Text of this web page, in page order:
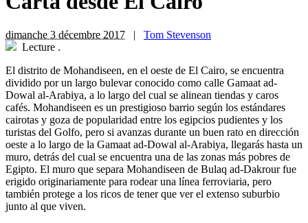
dimanche 3 décembre 2017 | Tom Stevenson
Lecture .
El distrito de Mohandiseen, en el oeste de El Cairo, se encuentra
dividido por un largo bulevar conocido como calle Gamaat ad-
Dowal al-Arabiya, a lo largo del cual se alinean tiendas y caros
cafés. Mohandiseen es un prestigioso barrio según los estándares
cairotas y goza de popularidad entre los egipcios pudientes y los
turistas del Golfo, pero si avanzas durante un buen rato en dirección
oeste a lo largo de la Gamaat ad-Dowal al-Arabiya, llegarás hasta un
muro, detrás del cual se encuentra una de las zonas más pobres de
Egipto. El muro que separa Mohandiseen de Bulaq ad-Dakrour fue
erigido originariamente para rodear una línea ferroviaria, pero
también protege a los ricos de tener que ver el extenso suburbio
junto al que viven.